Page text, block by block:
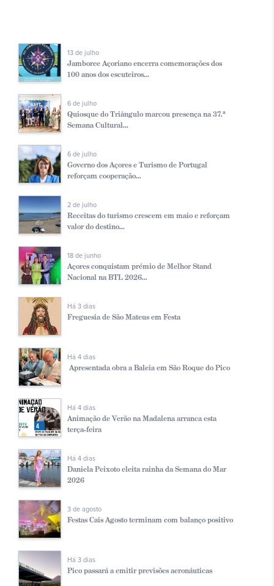
13 de julho
Jamboree Açoriano encerra comemorações dos
100 anos dos escuteiros...
6 de julho
Quiosque do Triângulo marcou presença na 37.ª
Semana Cultural...
6 de julho
Governo dos Açores e Turismo de Portugal
reforçam cooperação...
2 de julho
Receitas do turismo crescem em maio e reforçam
valor do destino...
18 de junho
Açores conquistam prémio de Melhor Stand
Nacional na BTL 2026...
Há 3 dias
Freguesia de São Mateus em Festa
Há 4 dias
Apresentada obra a Baleia em São Roque do Pico
Há 4 dias
Animação de Verão na Madalena arranca esta
terça-feira
Há 4 dias
Daniela Peixoto eleita rainha da Semana do Mar
2026
3 de agosto
Festas Cais Agosto terminam com balanço positivo
Há 3 dias
Pico passará a emitir previsões aeronáuticas